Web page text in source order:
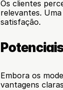
Os clientes
relevantes.
satisfação.
Embora os
vantagens